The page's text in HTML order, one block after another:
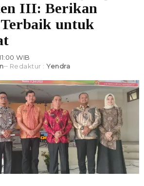
III: Berikan
Terbaik untuk
WIB
Redaktur : Yendra